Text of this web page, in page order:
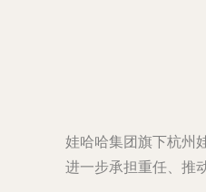
娃哈哈集团旗下杭州
进一步承担重任、推